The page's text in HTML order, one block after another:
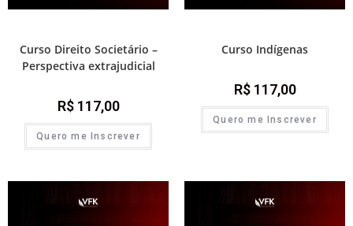
Curso Direito Societário –
Perspectiva extrajudicial
R$117,00
Quero me Inscrever
Curso Indígenas
R$117,00
Quero me Inscrever